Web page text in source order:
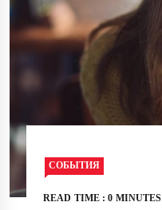
СОБЫТИЯ
READ TIME : 0 MINUTES